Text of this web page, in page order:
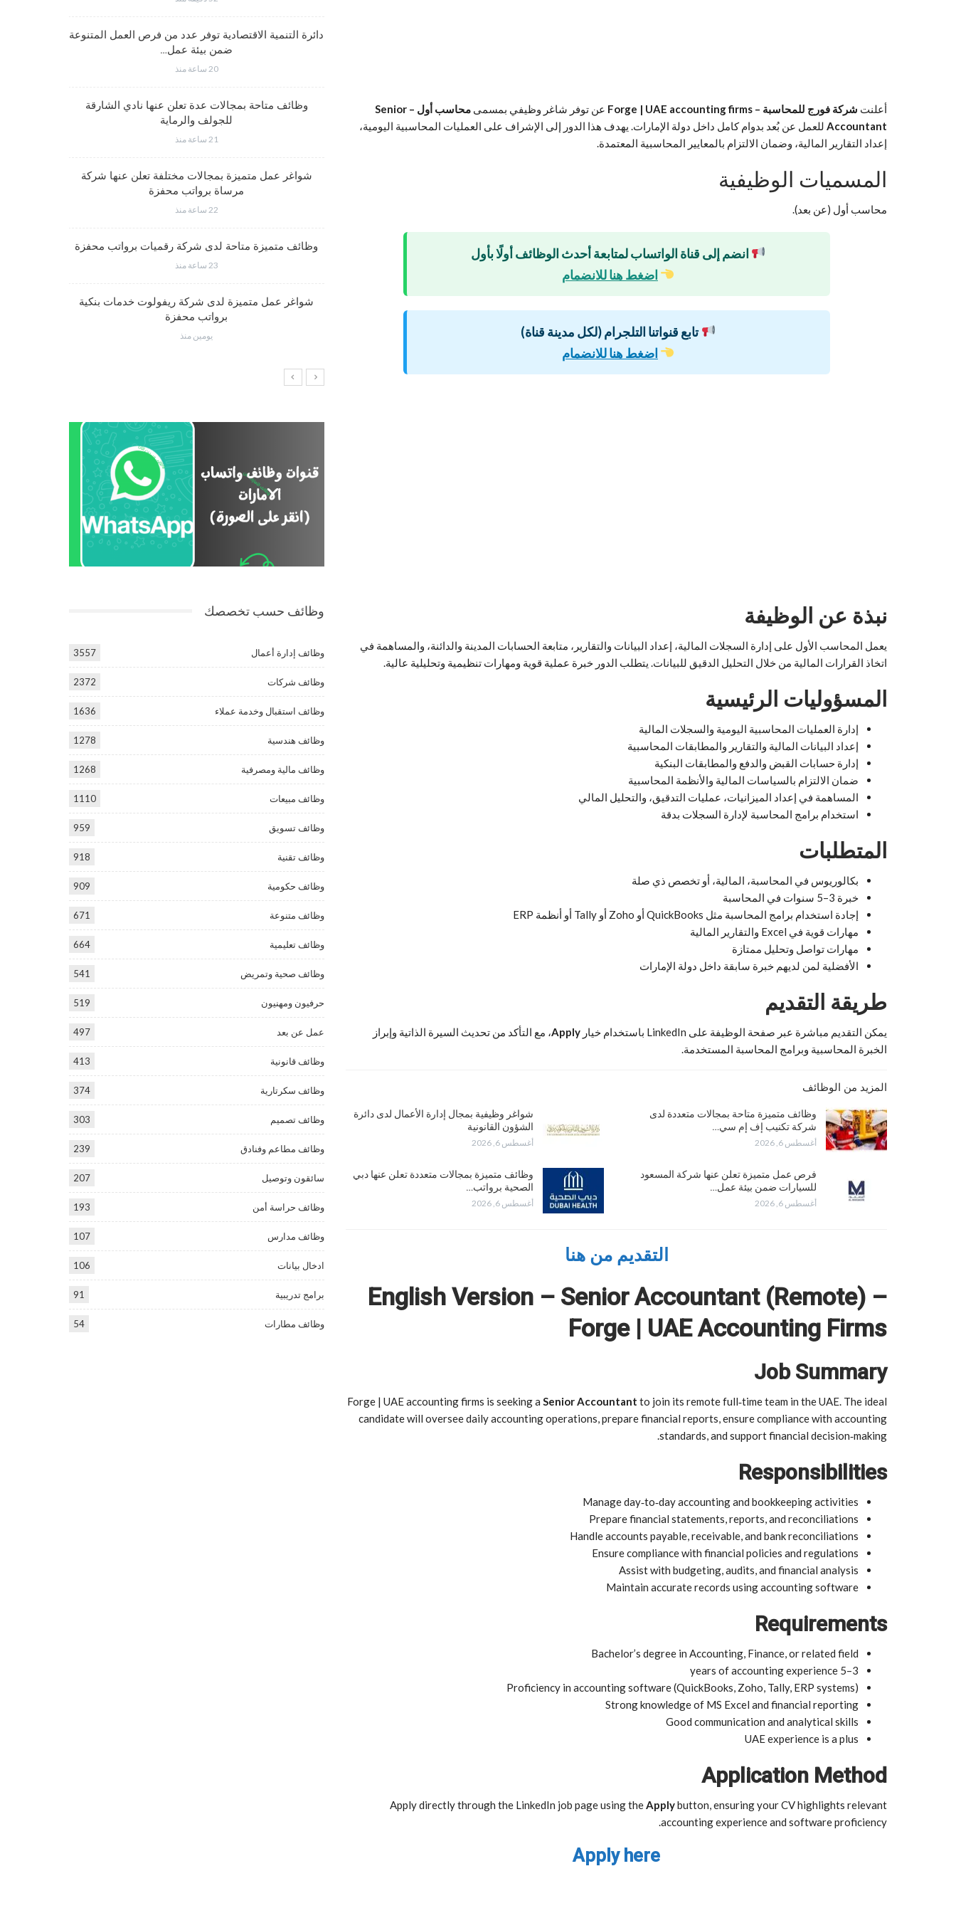
أعلنت شركة فورج للمحاسبة – Forge | UAE accounting firms عن توفر شاغر وظيفي بمسمى
محاسب أول – Senior
Accountant للعمل عن بُعد بدوام كامل داخل دولة الإمارات. يهدف هذا الدور إلى الإشراف على العمليات المحاسبية اليومية،
إعداد التقارير المالية، وضمان الالتزام بالمعايير المحاسبية المعتمدة.
المسميات الوظيفية
محاسب أول (عن بعد).
انضم إلى قناة الواتساب لمتابعة أحدث الوظائف أولًا بأول
اضغط هنا للانضمام
تابع قنواتنا التلجرام (لكل مدينة قناة)
اضغط هنا للانضمام
نبذة عن الوظيفة
يعمل المحاسب الأول على إدارة السجلات المالية، إعداد البيانات والتقارير، متابعة الحسابات المدينة والدائنة، والمساهمة في
اتخاذ القرارات المالية من خلال التحليل الدقيق للبيانات. يتطلب الدور خبرة عملية قوية ومهارات تنظيمية وتحليلية عالية.
المسؤوليات الرئيسية
إدارة العمليات المحاسبية اليومية والسجلات المالية
إعداد البيانات المالية والتقارير والمطابقات المحاسبية
إدارة حسابات القبض والدفع والمطابقات البنكية
ضمان الالتزام بالسياسات المالية والأنظمة المحاسبية
المساهمة في إعداد الميزانيات، عمليات التدقيق، والتحليل المالي
استخدام برامج المحاسبة لإدارة السجلات بدقة
المتطلبات
بكالوريوس في المحاسبة، المالية، أو تخصص ذي صلة
خبرة 3–5 سنوات في المحاسبة
إجادة استخدام برامج المحاسبة مثل QuickBooks أو Zoho أو Tally أو أنظمة ERP
مهارات قوية في Excel والتقارير المالية
مهارات تواصل وتحليل ممتازة
الأفضلية لمن لديهم خبرة سابقة داخل دولة الإمارات
طريقة التقديم
يمكن التقديم مباشرة عبر صفحة الوظيفة على LinkedIn باستخدام خيار Apply، مع التأكد من تحديث السيرة الذاتية وإبراز
الخبرة المحاسبية وبرامج المحاسبة المستخدمة.
المزيد من الوظائف
وظائف متميزة متاحة بمجالات متعددة لدى
شركة تكنيب إف إم سي…
أغسطس 6, 2026
شواغر وظيفية بمجال إدارة الأعمال لدى دائرة
الشؤون القانونية
أغسطس 6, 2026
فرص عمل متميزة تعلن عنها شركة المسعود
للسيارات ضمن بيئة عمل…
أغسطس 6, 2026
وظائف متميزة بمجالات متعددة تعلن عنها دبي
الصحية برواتب…
أغسطس 6, 2026
التقديم من هنا
English Version – Senior Accountant (Remote) –
Forge | UAE Accounting Firms
Job Summary
Forge | UAE accounting firms is seeking a Senior Accountant to join its remote full‑time team in the UAE. The ideal
candidate will oversee daily accounting operations, prepare financial reports, ensure compliance with accounting
standards, and support financial decision‑making.
Responsibilities
Manage day‑to‑day accounting and bookkeeping activities
Prepare financial statements, reports, and reconciliations
Handle accounts payable, receivable, and bank reconciliations
Ensure compliance with financial policies and regulations
Assist with budgeting, audits, and financial analysis
Maintain accurate records using accounting software
Requirements
Bachelor’s degree in Accounting, Finance, or related field
3–5 years of accounting experience
Proficiency in accounting software (QuickBooks, Zoho, Tally, ERP systems)
Strong knowledge of MS Excel and financial reporting
Good communication and analytical skills
UAE experience is a plus
Application Method
Apply directly through the LinkedIn job page using theApplybutton, ensuring your CV highlights relevant
accounting experience and software proficiency.
Apply here
شواغر وظيفية متميزة بمجال التسويق برواتب تنافسية
4 أسابيع منذ
وظائف متميزة تعلن عنها طيران أبوظبي بمجالات عدة و
ببيئة عمل احترافية
دائرة التنمية الاقتصادية توفر عدد من فرص العمل المتنوعة
ضمن بيئة عمل…
20 ساعة منذ
وظائف متاحة بمجالات عدة تعلن عنها نادي الشارقة
للجولف والرماية
21 ساعة منذ
شواغر عمل متميزة بمجالات مختلفة تعلن عنها شركة
مرساة برواتب محفزة
22 ساعة منذ
وظائف متميزة متاحة لدى شركة رقميات برواتب محفزة
23 ساعة منذ
شواغر عمل متميزة لدى شركة ريفولوت خدمات بنكية
برواتب محفزة
يومين منذ
وظائف حسب تخصصك
وظائف إدارة أعمال 3557
وظائف شركات 2372
وظائف استقبال وخدمة عملاء 1636
وظائف هندسية 1278
وظائف مالية ومصرفية 1268
وظائف مبيعات 1110
وظائف تسويق 959
وظائف تقنية 918
وظائف حكومية 909
وظائف متنوعة 671
وظائف تعليمية 664
وظائف صحية وتمريض 541
حرفيون ومهنيون 519
عمل عن بعد 497
وظائف قانونية 413
وظائف سكرتارية 374
وظائف تصميم 303
وظائف مطاعم وفنادق 239
سائقون وتوصيل 207
وظائف حراسة أمن 193
وظائف مدارس 107
ادخال بيانات 106
برامج تدريبية 91
وظائف مطارات 54